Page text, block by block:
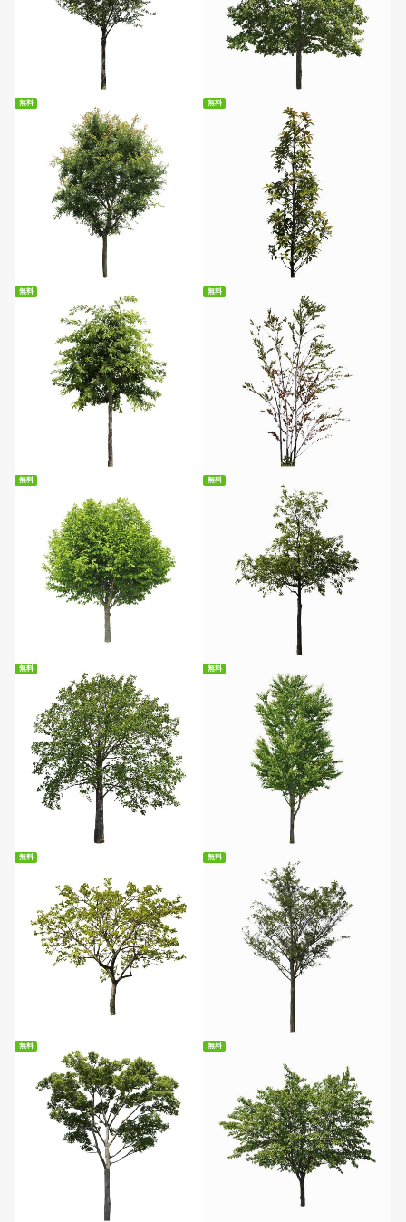
無料ダウンロード 無料ダウンロード
無料
無料ダウンロード
無料
無料ダウンロード
無料
無料ダウンロード
無料
無料ダウンロード
無料
無料ダウンロード
無料
無料ダウンロード
無料
無料ダウンロード
無料
無料ダウンロード
無料
無料ダウンロード
無料
無料ダウンロード
無料
無料ダウンロード
無料
無料ダウンロード